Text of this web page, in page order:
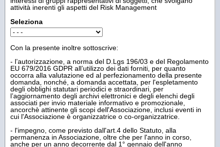
attività inerenti gli aspetti del Risk Management
Seleziona
Con la presente inoltre sottoscrive:
- l’autorizzazione, a norma del D.Lgs 196/03 e del Regolamento
EU 679/2016 GDPR all’utilizzo dei dati forniti, per quanto
occorra alla valutazione ed al perfezionamento della presente
domanda, nonché, a domanda accettata, per l'espletamento
degli obblighi statutari periodici e straordinari, per
l’aggiornamento degli archivi elettronici e degli elenchi degli
associati per invio materiale informativo e promozionale,
ancorchè attinente gli scopi dell'Associazione, inclusi eventi in
cui l'Associazione è organizzatrice o co-organizzatrice.
- l'impegno, come previsto dall'art.4 dello Statuto, alla
permanenza in Associazione, oltre che per l'anno in corso,
anche per un anno decorrente dal 1° gennaio dell'anno